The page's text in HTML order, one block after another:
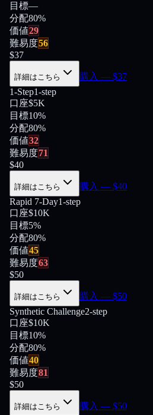
目標—
分配80%
価値29
難易度56
$37
詳細はこちら 購入 — $37
1-Step1-step
口座$5K
目標10%
分配80%
価値32
難易度71
$40
詳細はこちら 購入 — $40
Rapid 7-Day1-step
口座$10K
目標5%
分配80%
価値45
難易度63
$50
詳細はこちら 購入 — $50
Synthetic Challenge2-step
口座$10K
目標10%
分配80%
価値40
難易度81
$50
詳細はこちら 購入 — $50